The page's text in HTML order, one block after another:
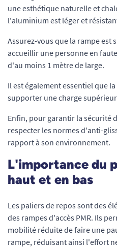
une esthétique naturelle et
l'aluminium est léger et
Assurez-vous que la rampe est
accueillir une personne en
d'au moins 1 mètre de large.
Il est également essentiel que
supporter une charge
Enfin, pour garantir la sécurité
respecter les normes d'anti-
rapport à son environnement.
L'importance du
haut et en bas
Les paliers de repos sont des
des rampes d'accès PMR. Ils
mobilité réduite de faire une
rampe, réduisant ainsi l'effort